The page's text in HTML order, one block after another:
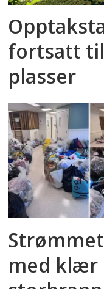
fortsatt
plasser
med klær